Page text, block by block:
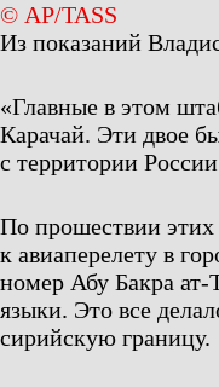
© AP/TASS
Из показаний
«Главные в этом
Карачай. Эти двое
с территории
По прошествии этих
к авиаперелету в
номер Абу Бакра ат-
языки. Это все
сирийскую границу.